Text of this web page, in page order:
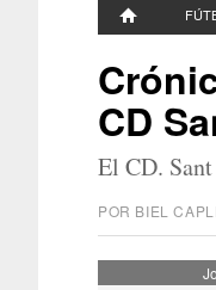
CD
El CD.
POR BIEL